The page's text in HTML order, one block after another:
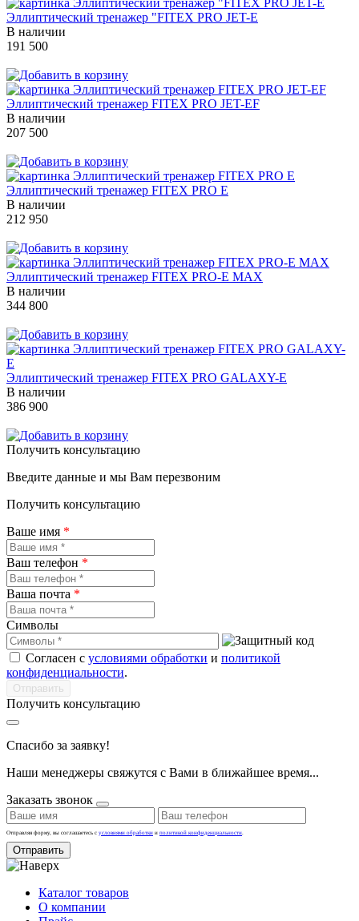
Эллиптический тренажер "FITEX PRO JET-E
В наличии
191 500
Эллиптический тренажер FITEX PRO JET-EF
В наличии
207 500
Эллиптический тренажер FITEX PRO Е
В наличии
212 950
Эллиптический тренажер FITEX PRO-E MAX
В наличии
344 800
Эллиптический тренажер FITEX PRO GALAXY-E
В наличии
386 900
Получить консультацию
Введите данные и мы Вам перезвоним
Получить консультацию
Ваше имя *
Ваш телефон *
Ваша почта *
Символы
Согласен с условиями обработки и политикой
конфиденциальности.
Получить консультацию
Спасибо за заявку!
Наши менеджеры свяжутся с Вами в ближайшее время...
Заказать звонок
Отправляя форму, вы соглашаетесь с условиями обработки и политикой конфиденциальности.
Отправить
Каталог товаров
О компании